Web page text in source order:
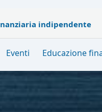
indipendente
Eventi Educazione